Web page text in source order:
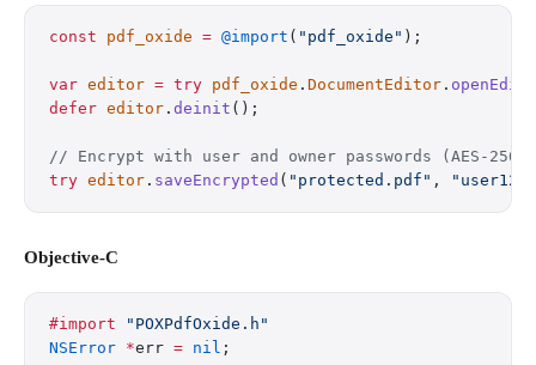
const pdf_oxide = @import ( "pdf_oxide" );
var editor = try pdf_oxide . DocumentEditor .
defer editor . deinit ();
// Encrypt with user and owner passwords (AES-256)
try editor . saveEncrypted ( "protected.pdf" , "user123"
Objective-C
#import "POXPdfOxide.h"
NSError *err = nil ;